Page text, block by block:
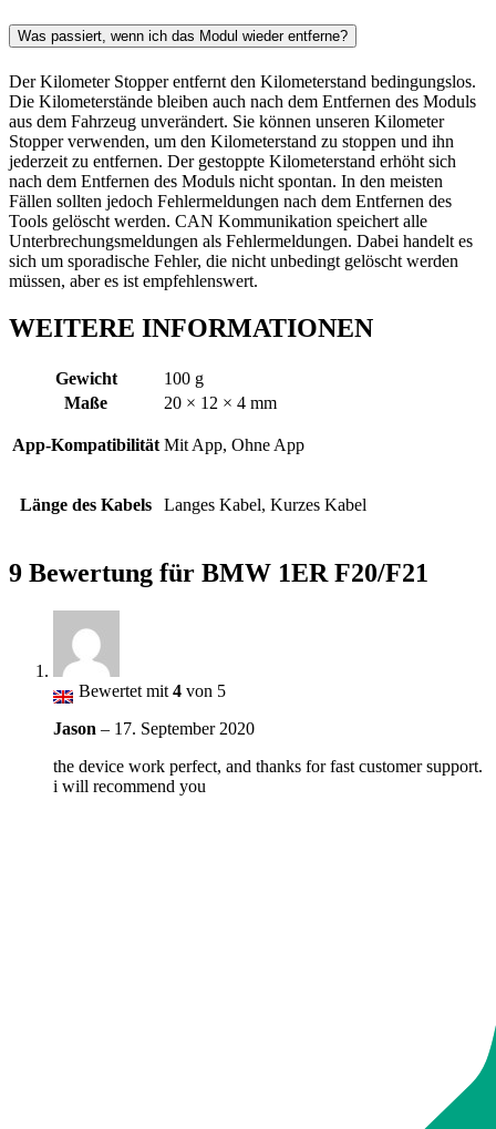
Was passiert, wenn ich das Modul wieder entferne?
Der Kilometer Stopper entfernt den Kilometerstand bedingungslos.
Die Kilometerstände bleiben auch nach dem Entfernen des Moduls
aus dem Fahrzeug unverändert. Sie können unseren Kilometer
Stopper verwenden, um den Kilometerstand zu stoppen und ihn
jederzeit zu entfernen. Der gestoppte Kilometerstand erhöht sich
nach dem Entfernen des Moduls nicht spontan. In den meisten
Fällen sollten jedoch Fehlermeldungen nach dem Entfernen des
Tools gelöscht werden. CAN Kommunikation speichert alle
Unterbrechungsmeldungen als Fehlermeldungen. Dabei handelt es
sich um sporadische Fehler, die nicht unbedingt gelöscht werden
müssen, aber es ist empfehlenswert.
WEITERE INFORMATIONEN
Gewicht
100 g
Maße
20 × 12 × 4 mm
App-Kompatibilität Mit App, Ohne App
Länge des Kabels Langes Kabel, Kurzes Kabel
9 Bewertung für BMW 1ER F20/F21
Bewertet mit 4 von 5
Jason – 17. September 2020
the device work perfect, and thanks for fast customer support.
i will recommend you